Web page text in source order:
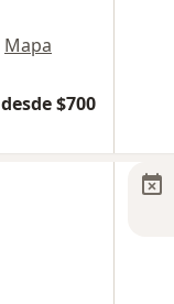
Mapa
desde $700